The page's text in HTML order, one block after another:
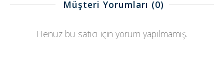
Müşteri Yorumları (0)
Henüz bu satıcı için yorum yapılmamış.